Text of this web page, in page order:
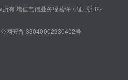
所有增值电信业务经营许可证: 浙B2-
网安备 33040002330402号